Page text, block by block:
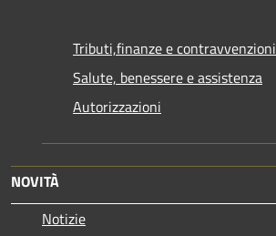
Tributi,finanze e contravvenzioni
Salute, benessere e assistenza
Autorizzazioni
NOVITÀ
Notizie